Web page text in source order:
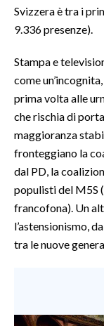
Svizzera è tra i
9.336 presenze).
Stampa e
come
prima volta alle
che rischia di
maggioranza
fronteggiano la
dal PD, la
populisti del M5S
francofona). Un
l’astensionismo,
tra le nuove